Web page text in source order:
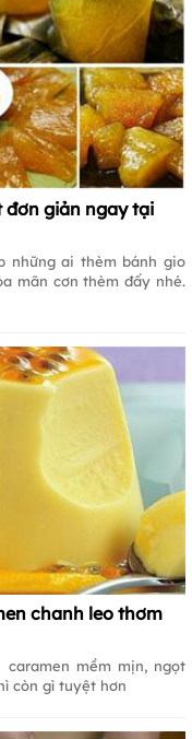
đơn giản ngay tại
những ai thèm bánh gio
mãn cơn thèm đấy nhé.
chanh leo thơm
mềm mịn, ngọt
còn gì tuyệt hơn